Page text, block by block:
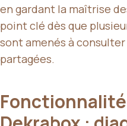
en gardant la maîtrise
point clé dès que
sont amenés à
partagées.